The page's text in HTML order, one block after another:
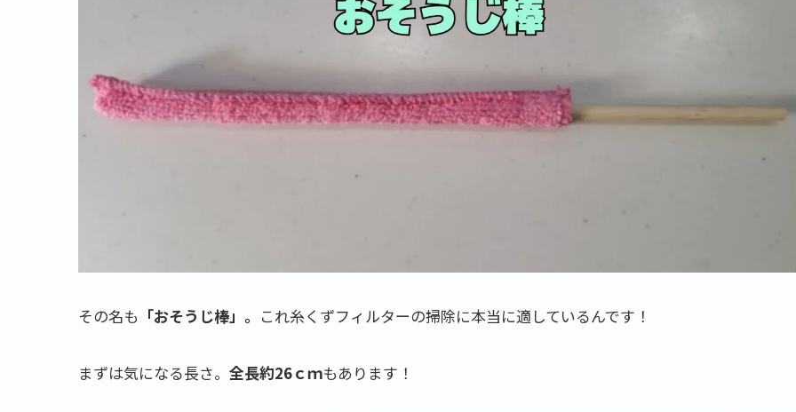
その名も 「おそうじ棒」。 これ糸くずフィルターの掃除に本当に適しているんです！
まずは気になる長さ。 全長約26ｃｍもあります！